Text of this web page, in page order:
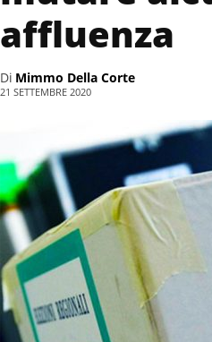
affluenza
Di Mimmo Della Corte
21 SETTEMBRE 2020